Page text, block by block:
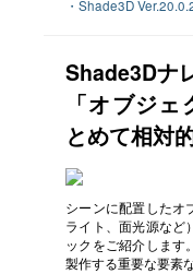
・Shade3D
Shade3Dナ
「オブジ
とめて相対
シーンに配置したオ
ライト、面光源など
ックをご紹介します
製作する重要な要素